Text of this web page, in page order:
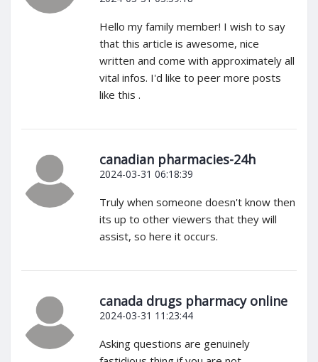
Hello my family member! I wish to say
that this article is awesome, nice
written and come with approximately all
vital infos. I'd like to peer more posts
like this .
canadian pharmacies-24h
2024-03-31 06:18:39
Truly when someone doesn't know then
its up to other viewers that they will
assist, so here it occurs.
canada drugs pharmacy online
2024-03-31 11:23:44
Asking questions are genuinely